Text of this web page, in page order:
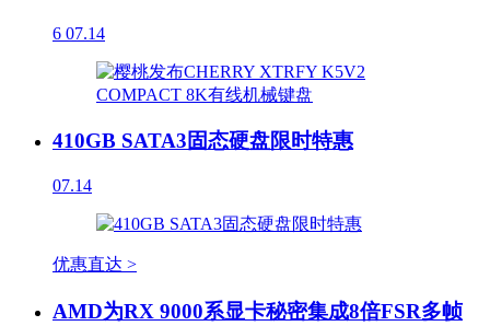
6 07.14
410GB SATA3固态硬盘限时特惠
07.14
优惠直达 >
AMD为RX 9000系显卡秘密集成8倍FSR多帧